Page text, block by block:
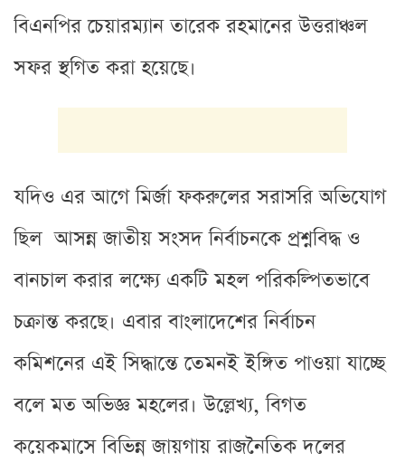
বিএনপির চেয়ারম্যান তারেক রহমানের উত্তরাঞ্চল
সফর স্থগিত করা হয়েছে।
যদিও এর আগে মির্জা ফকরুলের সরাসরি অভিযোগ
ছিল আসন্ন জাতীয় সংসদ নির্বাচনকে প্রশ্নবিদ্ধ ও
বানচাল করার লক্ষ্যে একটি মহল পরিকল্পিতভাবে
চক্রান্ত করছে। এবার বাংলাদেশের নির্বাচন
কমিশনের এই সিদ্ধান্তে তেমনই ইঙ্গিত পাওয়া যাচ্ছে
বলে মত অভিজ্ঞ মহলের। উল্লেখ্য, বিগত
কয়েকমাসে বিভিন্ন জায়গায় রাজনৈতিক দলের